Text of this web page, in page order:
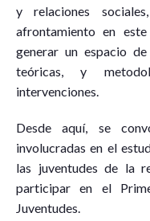
y relaciones
afrontamiento en
generar un espacio
teóricas, y
intervenciones.
Desde aquí, se
involucradas en el
las juventudes de la
participar en el
Juventudes.